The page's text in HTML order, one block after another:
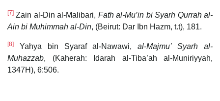
[7] Zain al-Din al-Malibari, Fath al-Mu’in bi Syarh Qurrah al-
Ain bi Muhimmah al-Din, (Beirut: Dar Ibn Hazm, t.t), 181.
[8] Yahya bin Syaraf al-Nawawi,
al-Majmu’ Syarh al-
Muhazzab, (Kaherah: Idarah al-Tiba’ah al-Muniriyyah,
1347H), 6:506.